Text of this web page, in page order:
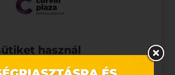
használ